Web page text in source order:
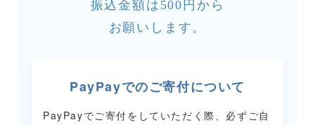
振込金額は500円から
お願いします。
PayPayでのご寄付について
PayPayでご寄付をしていただく際、必ずご自